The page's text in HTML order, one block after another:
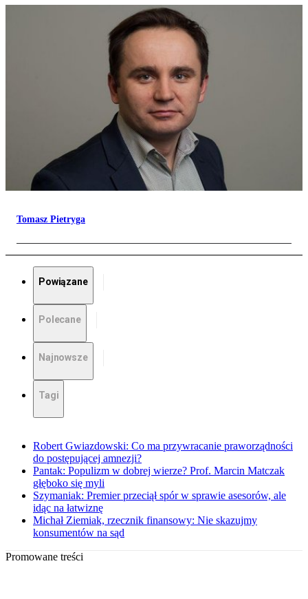
Tomasz Pietryga
Powiązane
Polecane
Najnowsze
Tagi
Robert Gwiazdowski: Co ma przywracanie praworządności
do postępującej amnezji?
Pantak: Populizm w dobrej wierze? Prof. Marcin Matczak
głęboko się myli
Szymaniak: Premier przeciął spór w sprawie asesorów, ale
idąc na łatwiznę
Michał Ziemiak, rzecznik finansowy: Nie skazujmy
konsumentów na sąd
Promowane treści